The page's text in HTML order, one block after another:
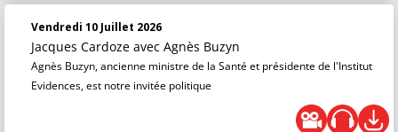
Vendredi 10 Juillet 2026
Jacques Cardoze avec Agnès Buzyn
Agnès Buzyn, ancienne ministre de la Santé et présidente de l'Institut
Evidences, est notre invitée politique